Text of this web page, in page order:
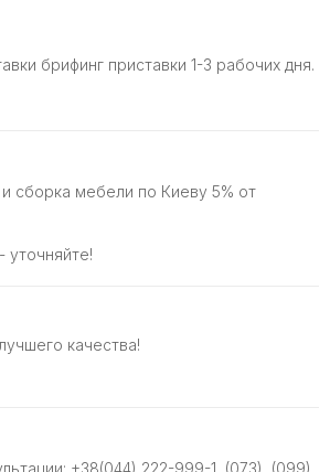
брифинг приставки 1-3 рабочих дня.
сборка мебели по Киеву 5% от
уточняйте!
качества!